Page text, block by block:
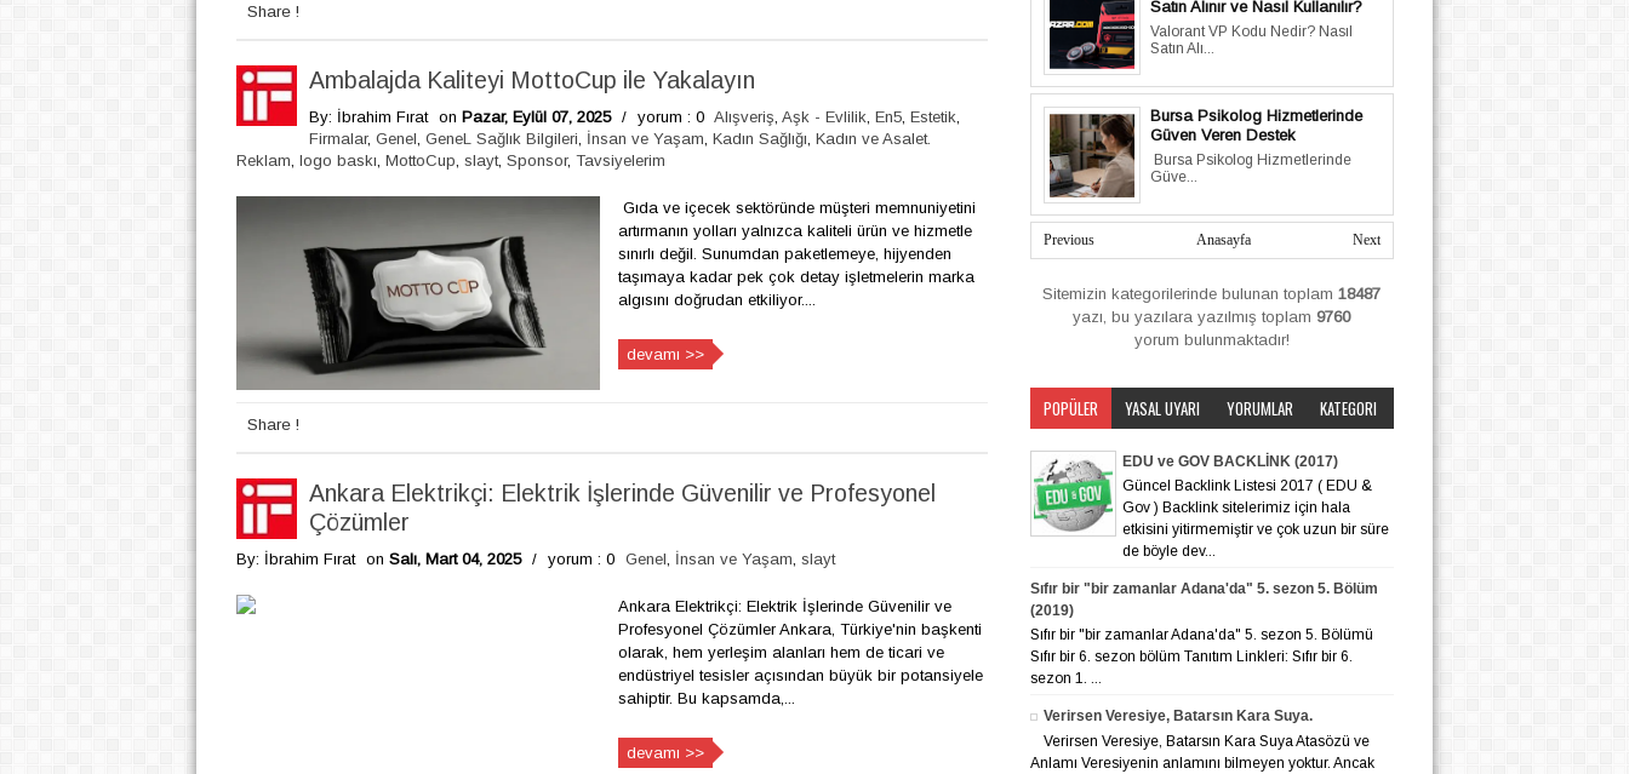
Share !
Ambalajda Kaliteyi MottoCup ile Yakalayın
By: İbrahim Fırat on Pazar, Eylül 07, 2025 / yorum : 0 Alışveriş Aşk - Evlilik En5, Estetik
Firmalar, Genel GeneL Sağlık Bilgileri İnsan ve Yaşam Kadın Sağlığı Kadın ve Asalet.
Reklam logo baskı MottoCup slayt, Sponsor, Tavsiyelerim
Gıda ve içecek sektöründe müşteri memnuniyetini
artırmanın yolları yalnızca kaliteli ürün ve hizmetle
sınırlı değil. Sunumdan paketlemeye, hijyenden
taşımaya kadar pek çok detay işletmelerin marka
algısını doğrudan etkiliyor....
devamı >>
Share !
Ankara Elektrikçi: Elektrik İşlerinde Güvenilir ve Profesyonel
Çözümler
By: İbrahim Fırat on Salı, Mart 04, 2025 / yorum : 0 Genel İnsan ve Yaşam slayt
Ankara Elektrikçi: Elektrik İşlerinde Güvenilir ve
Profesyonel Çözümler Ankara, Türkiye'nin başkenti
olarak, hem yerleşim alanları hem de ticari ve
endüstriyel tesisler açısından büyük bir potansiyele
sahiptir. Bu kapsamda,...
devamı >>
Satın Alınır ve Nasıl Kullanılır?
Valorant VP Kodu Nedir? Nasıl
Satın Alı...
Bursa Psikolog Hizmetlerinde
Güven Veren Destek
Bursa Psikolog Hizmetlerinde
Güve...
Previous Next
Anasayfa
Sitemizin kategorilerinde bulunan toplam 18487
yazı, bu yazılara yazılmış toplam 9760
yorum bulunmaktadır!
POPÜLER YASAL UYARI YORUMLAR KATEGORI
EDU ve GOV BACKLİNK (2017)
Güncel Backlink Listesi 2017 ( EDU &
Gov ) Backlink sitelerimiz için hala
etkisini yitirmemiştir ve çok uzun bir süre
de böyle dev...
Sıfır bir "bir zamanlar Adana'da" 5. sezon 5. Bölüm
(2019)
Sıfır bir "bir zamanlar Adana'da" 5. sezon 5. Bölümü
Sıfır bir 6. sezon bölüm Tanıtım Linkleri: Sıfır bir 6.
sezon 1. ...
Verirsen Veresiye, Batarsın Kara Suya.
Verirsen Veresiye, Batarsın Kara Suya Atasözü ve
Anlamı Veresiyenin anlamını bilmeyen yoktur. Ancak